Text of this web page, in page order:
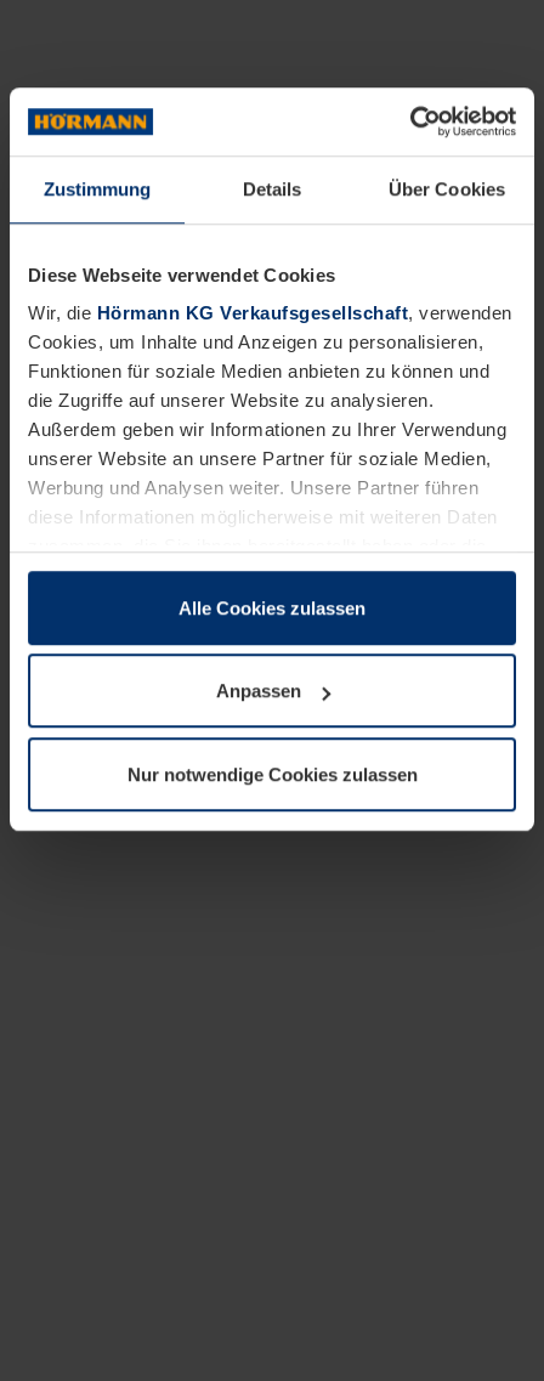
Zustimmung Details Über Cookies
Diese Webseite verwendet Cookies
Wir, die Hörmann KG Verkaufsgesellschaft, verwenden
Cookies, um Inhalte und Anzeigen zu personalisieren,
Funktionen für soziale Medien anbieten zu können und
die Zugriffe auf unserer Website zu analysieren.
Außerdem geben wir Informationen zu Ihrer Verwendung
unserer Website an unsere Partner für soziale Medien,
Werbung und Analysen weiter. Unsere Partner führen
diese Informationen möglicherweise mit weiteren Daten
sie im Rahmen Ihrer Nutzung der Dienste gesammelt
wenn diese für den Betrieb dieser Seite unbedingt
notwendig sind. Für alle anderen Cookie-Typen benötigen
wir Ihre Erlaubnis. Ihre Einwilligung können Sie jederzeit
Datenschutzerklärungunserer Website ändern oder
widerrufen.
Alle Cookies zulassen
Anpassen
Nur notwendige Cookies zulassen